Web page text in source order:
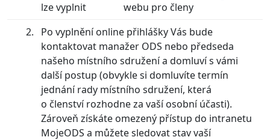
lze vyplnit
webu pro členy
Po vyplnění online přihlášky Vás bude
kontaktovat manažer ODS nebo předseda
našeho místního sdružení a domluví s vámi
další postup (obvykle si domluvíte termín
jednání rady místního sdružení, která
o členství rozhodne za vaší osobní účasti).
Zároveň získáte omezený přístup do intranetu
MojeODS a můžete sledovat stav vaší